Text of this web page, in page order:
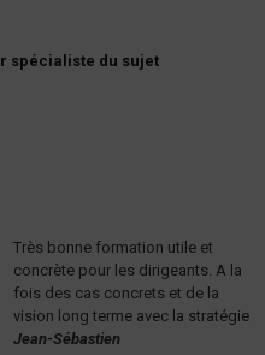
spécialiste du sujet
Très bonne formation utile et
concrète pour les dirigeants. A la
fois des cas concrets et de la
vision long terme avec la stratégie
Jean-Sébastien